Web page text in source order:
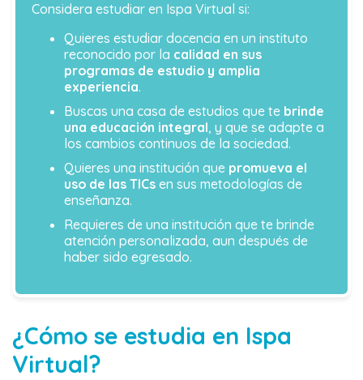
Considera estudiar en Ispa Virtual si:
Quieres estudiar docencia en un instituto
reconocido por la calidad en sus
programas de estudio y amplia
experiencia.
Buscas una casa de estudios que te brinde
una educación integral, y que se adapte a
los cambios continuos de la sociedad.
Quieres una institución que promueva el
uso de las TICs en sus metodologías de
enseñanza.
Requieres de una institución que te brinde
atención personalizada, aun después de
haber sido egresado.
¿Cómo se estudia en Ispa
Virtual?